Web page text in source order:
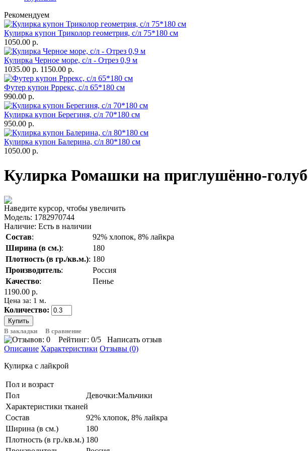
Рекомендуем
Кулирка купон Триколор геометрия, с/л 75*180 см
1050.00 р.
Кулирка Черное море, с/л - Отрез 0,9 м
1035.00 р. 1150.00 р.
Футер купон Рррекс, с/л 65*180 см
990.00 р.
Кулирка купон Берегиня, с/л 70*180 см
950.00 р.
Кулирка купон Балерина, с/л 80*180 см
1050.00 р.
Кулирка Ромашки на
Наведите курсор, чтобы увеличить
Модель: 1782970744
Наличие: Есть в наличии
Состав:
92% хлопок, 8% лайкра
Ширина (в см.):
180
Плотность (в гр./кв.м.): 180
Производитель:
Россия
Качество:
Пенье
1190.00 р.
Цена за: 1 м.
Количество:
В закладки В сравнение
Рейтинг: 0/5
Написать отзыв
Описание Характеристики Отзывы (0)
Кулирка с лайкрой
Пол и возраст
Пол
Девочки:Мальчики
Характеристики тканей
Состав
92% хлопок, 8% лайкра
Ширина (в см.)
180
Плотность (в гр./кв.м.) 180